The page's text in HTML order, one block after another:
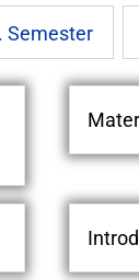
Semester